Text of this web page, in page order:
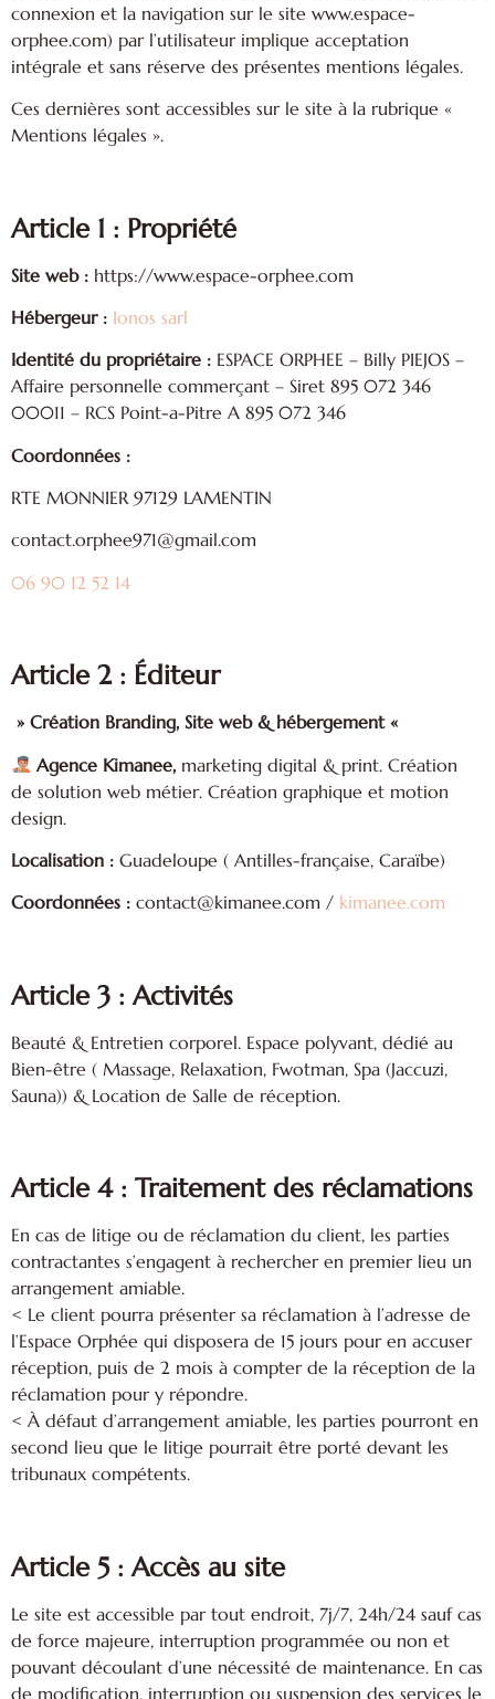
connexion et la navigation sur le site www.espace-
orphee.com) par l’utilisateur implique acceptation
intégrale et sans réserve des présentes mentions légales.
Ces dernières sont accessibles sur le site à la rubrique «
Mentions légales ».
Article 1 : Propriété
Site web : https://www.espace-orphee.com
Hébergeur : Ionos sarl
Identité du propriétaire : ESPACE ORPHEE – Billy PIEJOS –
Affaire personnelle commerçant – Siret 895 072 346
00011 – RCS Point-a-Pitre A 895 072 346
Coordonnées :
RTE MONNIER 97129 LAMENTIN
contact.orphee971@gmail.com
06 90 12 52 14
Article 2: Éditeur
» Création Branding, Site web & hébergement «
Agence Kimanee, marketing digital & print. Création
de solution web métier. Création graphique et motion
design.
Localisation : Guadeloupe ( Antilles-française, Caraïbe)
Coordonnées : contact@kimanee.com / kimanee.com
Article 3 : Activités
Beauté & Entretien corporel. Espace polyvant, dédié au
Bien-être ( Massage, Relaxation, Fwotman, Spa (Jaccuzi,
Sauna)) & Location de Salle de réception.
Article 4 : Traitement des réclamations
En cas de litige ou de réclamation du client, les parties
contractantes s’engagent à rechercher en premier lieu un
arrangement amiable.
< Le client pourra présenter sa réclamation à l’adresse de
l’Espace Orphée qui disposera de 15 jours pour en accuser
réception, puis de 2 mois à compter de la réception de la
réclamation pour y répondre.
< À défaut d’arrangement amiable, les parties pourront en
second lieu que le litige pourrait être porté devant les
tribunaux compétents.
Article 5 : Accès au site
Le site est accessible par tout endroit, 7j/7, 24h/24 sauf cas
de force majeure, interruption programmée ou non et
pouvant découlant d’une nécessité de maintenance. En cas
de modification, interruption ou suspension des services le